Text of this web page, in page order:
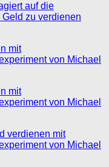
auf die
zu verdienen
mit
von Michael
mit
von Michael
verdienen mit
von Michael